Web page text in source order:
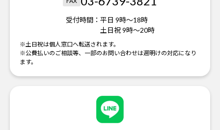
受付時間： 平日 9時～18時
土日祝 9時～20時
※土日祝は個人窓口へ転送されます。
※公費払いのご相談等、一部のお問い合わせは週明けの対応になり
ます。